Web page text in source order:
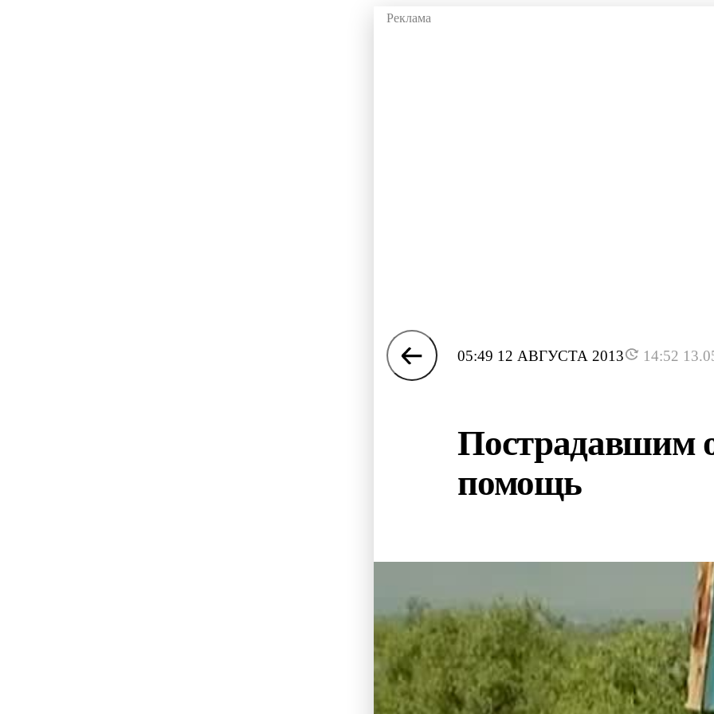
05:49 12 АВГУСТА 2013 14:52
Пострадавшим
помощь